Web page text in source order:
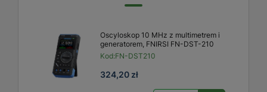
Oscyloskop 10 MHz z multimetrem i
generatorem, FNIRSI FN-DST-210
Kod:FN-DST210
324,20 zł